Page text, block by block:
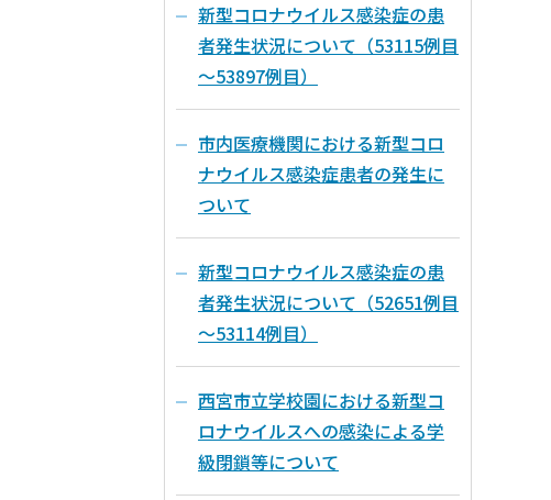
新型コロナウイルス感染症の患
者発生状況について（53115例目
～53897例目）
市内医療機関における新型コロ
ナウイルス感染症患者の発生に
ついて
新型コロナウイルス感染症の患
者発生状況について（52651例目
～53114例目）
西宮市立学校園における新型コ
ロナウイルスへの感染による学
級閉鎖等について